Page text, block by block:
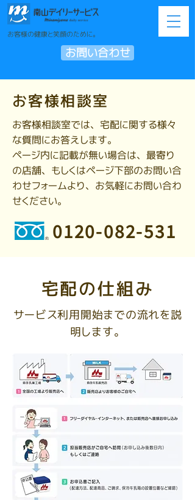
お客様の健康と笑顔のために。
お問い合わせ
お客様相談室
お客様相談室では、宅配に関する様々
な質問にお答えします。
ページ内に記載が無い場合は、最寄り
の店舗、もしくはページ下部のお問い合
わせフォームより、お気軽にお問い合わ
せください。
0120-082-531
宅配の仕組み
サービス利用開始までの流れを説
明します。